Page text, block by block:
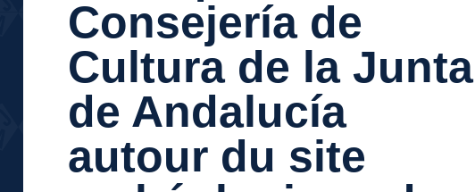
Consejería de
Cultura de la Junta
de Andalucía
autour du site